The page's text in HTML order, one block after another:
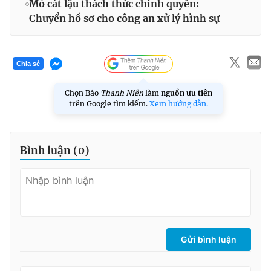
Mỏ cát lậu thách thức chính quyền:
Chuyển hồ sơ cho công an xử lý hình sự
Chia sẻ
Chọn Báo Thanh Niên làm nguồn ưu tiên
trên Google tìm kiếm. Xem hướng dẫn.
Bình luận (0)
Gửi bình luận